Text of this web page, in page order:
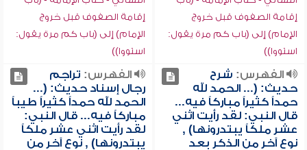
إقامة الصفوف قبل خروج
الإمام) إلى (باب كم مرة يقول:
استووا))
إقامة الصفوف قبل خروج
الإمام) إلى (باب كم مرة يقول:
استووا))
الفهرس: شرح
حديث: (... الحمد لله
حمداً كثيراً مباركاً فيه...
قال النبي: لقد رأيت اثني
عشر ملكاً يبتدرونها) ,
نوع آخر من الذكر بعد
الفهرس: تراجم
رجال إسناد حديث: (...
الحمد لله حمداً كثيراً طيباً
مباركاً فيه... قال النبي:
لقد رأيت اثني عشر ملكاً
يبتدرونها) , نوع آخر من